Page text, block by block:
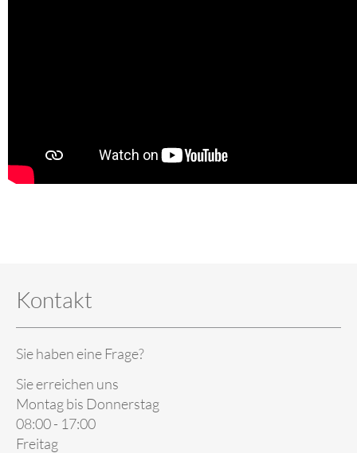
Kontakt
Sie haben eine Frage?
Sie erreichen uns
Montag bis Donnerstag
08:00 - 17:00
Freitag